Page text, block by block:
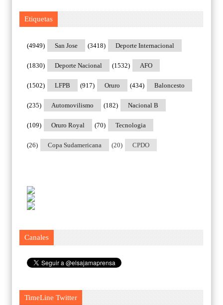
Etiquetas
San Jose
(4949) Deporte Internacional
(3418)
Deporte Nacional
(1830) AFO
(1532)
LFPB
(1502) Oruro
(917) Baloncesto
(434)
Automovilismo
(235) Nacional B
(182)
Oruro Royal
(109) Tecnologia
(70)
Copa Sudamericana
(26) CPDO
(20)
Canales
TimeLine Twitter